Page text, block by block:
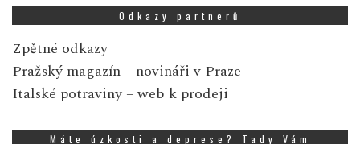
Odkazy partnerů
Zpětné odkazy
Pražský magazín – novináři v Praze
Italské potraviny – web k prodeji
Máte úzkosti a deprese? Tady Vám